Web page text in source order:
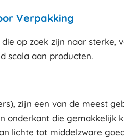
Verpakking
op zoek zijn naar sterke,
scala aan producten.
zijn een van de meest
onderkant die gemakkelijk
lichte tot middelzware